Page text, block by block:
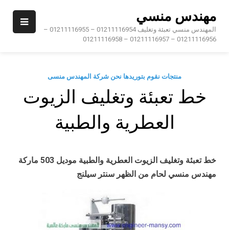
content
مهندس منسي
المهندس منسي تعبئة وتغليف 01211116954 – 01211116955 –
01211116956 – 01211116957 – 01211116958
منتجات نقوم بتوريدها نحن شركة المهندس منسى
خط تعبئة وتغليف الزيوت
العطرية والطبية
خط تعبئة وتغليف الزيوت العطرية والطبية
موديل 503 ماركة
مهندس منسي لحام من الظهر سنتر سيلنج